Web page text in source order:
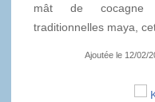
mât de cocagne
traditionnelles maya,
Ajoutée le 12/02/